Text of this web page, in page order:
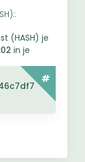
(HASH) je
in je